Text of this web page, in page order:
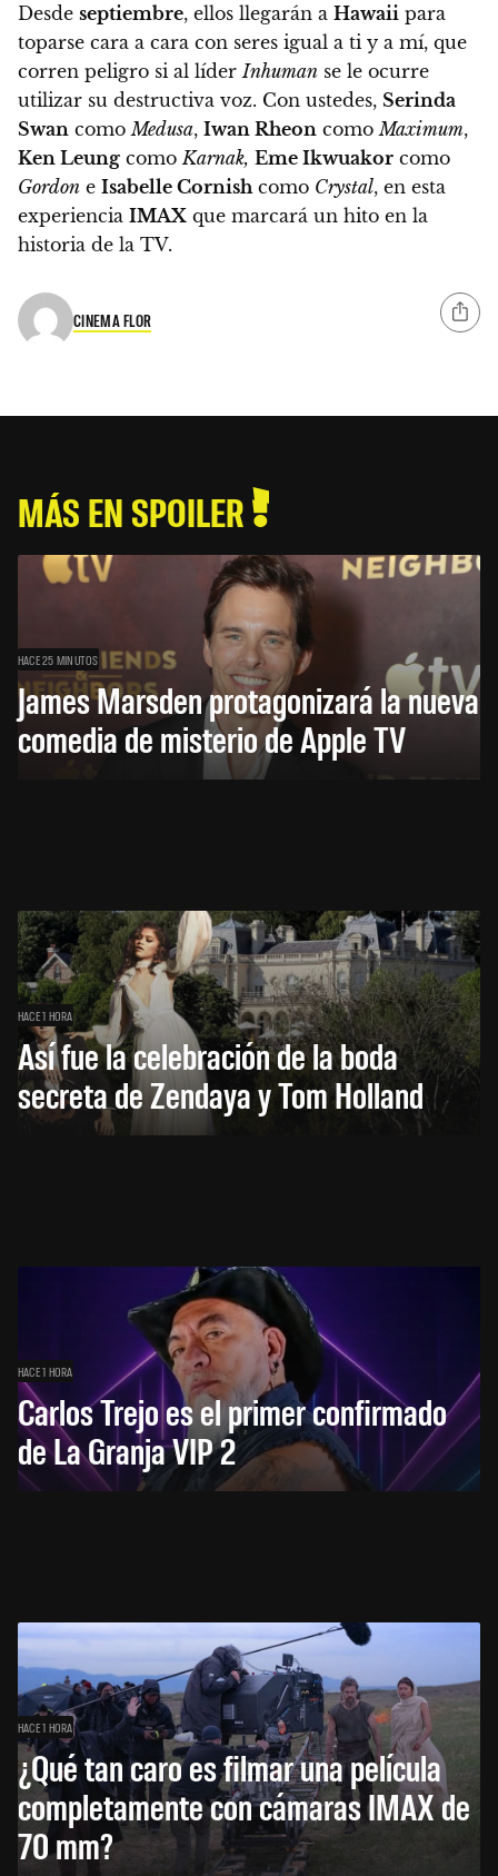
Desde septiembre, ellos llegarán a Hawaii para
toparse cara a cara con seres igual a ti y a mí, que
corren peligro si al líder Inhuman se le ocurre
utilizar su destructiva voz. Con ustedes, Serinda
Swan como Medusa, Iwan Rheon como Maximum,
Ken Leung como Karnak, Eme Ikwuakor como
Gordon e Isabelle Cornish como Crystal, en esta
experiencia IMAX que marcará un hito en la
historia de la TV.
CINEMA FLOR
MÁS EN SPOILER
HACE 25 MINUTOS
James Marsden protagonizará la nueva
comedia de misterio de Apple TV
HACE 1 HORA
Así fue la celebración de la boda
secreta de Zendaya y Tom Holland
HACE 1 HORA
Carlos Trejo es el primer confirmado
de La Granja VIP 2
HACE 1 HORA
¿Qué tan caro es filmar una película
completamente con cámaras IMAX de
70 mm?